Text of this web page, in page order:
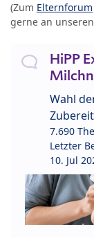
(Zum Elternforum
gerne an unseren
HiPP
Wahl
7.690
Letzter
10. Jul